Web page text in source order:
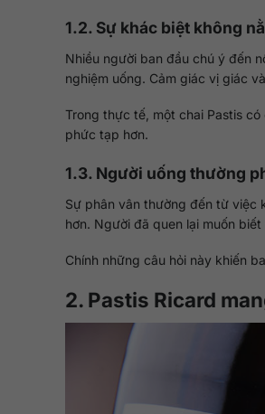
1.2. Sự khác biệt không
Nhiều người ban đầu chú ý đến
nghiệm uống. Cảm giác vị giác
Trong thực tế, một chai Pastis
phức tạp hơn.
1.3. Người uống thường
Sự phân vân thường đến từ việc
hơn. Người đã quen lại muốn
Chính những câu hỏi này khiến
2. Pastis Ricard